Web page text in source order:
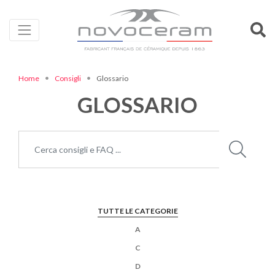
Home Consigli Glossario
GLOSSARIO
TUTTE LE CATEGORIE
A
C
D